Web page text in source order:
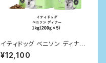
イティドッグ ベニソン ディナー 1
kg
¥12,100